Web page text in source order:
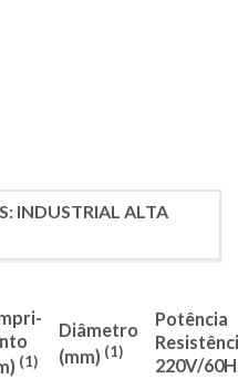
INDUSTRIAL ALTA
(1)
Diâmetro
(mm) (1)
Potência
220V/